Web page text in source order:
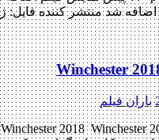
باران فیلم